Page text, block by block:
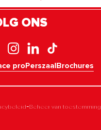
ONS
proPerszaalBrochures
-Beheer van toestemming